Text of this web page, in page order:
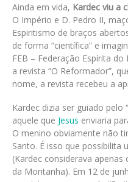
Ainda em vida, Kardec viu a
O Império e D. Pedro II,
Espiritismo de braços
de forma “científica” e
FEB – Federação Espírita
a revista “O Reformador”,
nome, a revista recebeu a
Kardec dizia ser guiado pelo
aquele que Jesus enviaria
O menino obviamente não
Santo. É isso que possibilita
(Kardec considerava
da Montanha). Em 12 de